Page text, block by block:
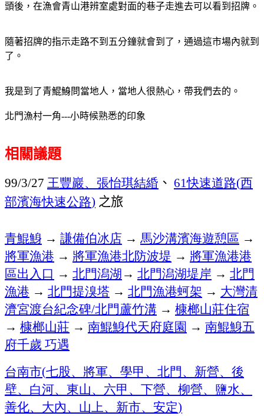
頭後，在漁會青山港辨室處對面的巷子走進去可以看到招牌。
隨著招牌的指示走路不到五分鐘就會到了 ，通過這市場內就到
了。
我是到了青鯤鯓問當地人，當地人很熱心，帶我們去的。
北門漁村一角---小時候熟悉的印象
相關議題
99/3/27 王豐巖、張怡琪結緍 、 61快速道路(西
部濱海快速公路) 之旅
青鯤鯓 → 謙備伯冰店 → 馬沙溝濱海遊憩區 →
將軍漁港 → 將軍漁港北防波堤 → 將軍漁港港
區出入口 → 北門潟湖→ 北門潟湖堤岸 → 北門
漁港 → 北門提溴塔 → 北門漁港蚵架 → 大灣清
濟宮渡台紀念碑/北門蘆竹溝 → 槺榔山莊住宿
→ 槺榔山莊 → 南鯤鯓代天府庭園 → 南鯤鯓五
府千歲 巧遇
台南市(七股、將軍、學甲、北門、新營、後
壁、白河、東山、六甲、下營、柳營、鹽水、
善化、大內、山上、新市、安定)